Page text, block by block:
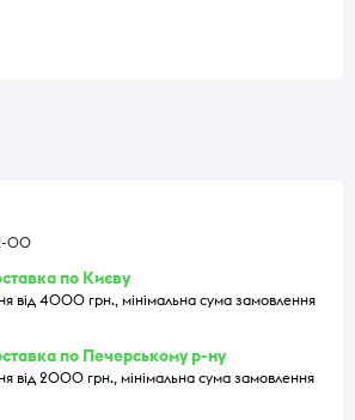
00
по Києву
від 4000 грн., мінімальна сума замовлення
по Печерському р-ну
від 2000 грн., мінімальна сума замовлення